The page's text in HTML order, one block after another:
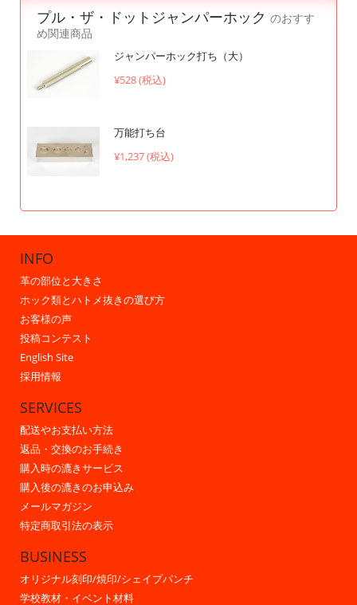
プル・ザ・ドットジャンパーホック のおすす
め関連商品
ジャンパーホック打ち（大）
¥528 (税込)
万能打ち台
¥1,237 (税込)
INFO
革の部位と大きさ
ホック類とハトメ抜きの選び方
お客様の声
投稿コンテスト
English Site
採用情報
SERVICES
配送やお支払い方法
返品・交換のお手続き
購入時の漉きサービス
購入後の漉きのお申込み
メールマガジン
特定商取引法の表示
BUSINESS
オリジナル刻印/焼印/シェイプパンチ
学校教材・イベント材料